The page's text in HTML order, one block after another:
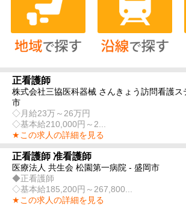
正看護師
株式会社三協医科器械 さんきょう訪問看護ス
市
◇月給23万～26万円
◇基本給210,000円～2...
★この求人の詳細を見る
正看護師 准看護師
医療法人 共生会 松園第一病院 - 盛岡市
◆正看護師
◇基本給185,200円～267,800...
★この求人の詳細を見る